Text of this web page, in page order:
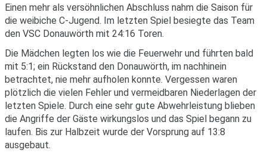
Einen mehr als versöhnlichen Abschluss nahm die Saison für
die weibiche C-Jugend. Im letzten Spiel besiegte das Team
den VSC Donauwörth mit 24:16 Toren.
Die Mädchen legten los wie die Feuerwehr und führten bald
mit 5:1; ein Rückstand den Donauwörth, im nachhinein
betrachtet, nie mehr aufholen konnte. Vergessen waren
plötzlich die vielen Fehler und vermeidbaren Niederlagen der
letzten Spiele. Durch eine sehr gute Abwehrleistung blieben
die Angriffe der Gäste wirkungslos und das Spiel begann zu
laufen. Bis zur Halbzeit wurde der Vorsprung auf 13:8
ausgebaut.